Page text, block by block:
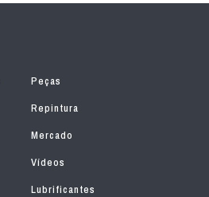
Peças
Repintura
Mercado
Vídeos
Lubrificantes